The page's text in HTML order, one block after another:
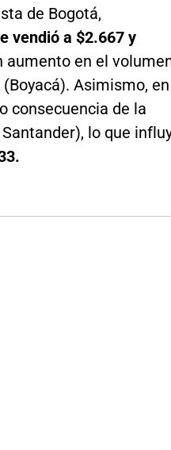
de Bogotá,
vendió a $2.667 y
aumento en el
Asimismo, en
consecuencia de la
lo que